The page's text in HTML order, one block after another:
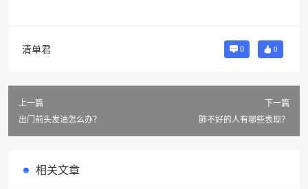
清单君 0 0
上一篇
出门前头发油怎么办？
下一篇
肺不好的人有哪些表现？
相关文章